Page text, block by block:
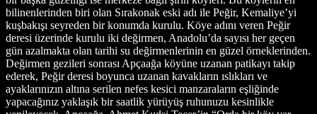
bilinenlerinden biri olan Sırakonak eski adı ile Peğir, Kemaliye’yi
kuşbakışı seyreden bir konumda kurulu. Köye adını veren Peğir
deresi üzerinde kurulu iki değirmen, Anadolu’da sayısı her geçen
gün azalmakta olan tarihi su değirmenlerinin en güzel örneklerinden.
Değirmen gezileri sonrası Apçaağa köyüne uzanan patikayı takip
ederek, Peğir deresi boyunca uzanan kavakların ıslıkları ve
ayaklarınızın altına serilen nefes kesici manzaraların eşliğinde
yapacağınız yaklaşık bir saatlik yürüyüş ruhunuzu kesinlikle